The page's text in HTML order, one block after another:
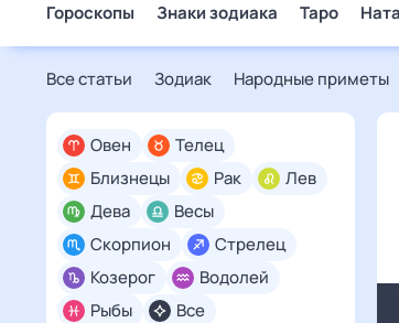
Гороскопы Знаки зодиака Таро
Все статьи Зодиак Народные приметы
Все
Овен
Телец
Близнецы
Рак
Лев
Дева
Весы
Скорпион
Стрелец
Козерог
Водолей
Рыбы